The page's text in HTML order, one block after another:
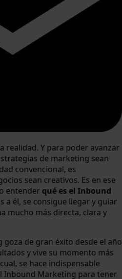
realidad. Y para poder avanzar
de marketing sean
convencional, es
sean creativos. Es en ese
entender qué es el Inbound
a él, se consigue llegar y guiar
mucho más directa, clara y
de gran éxito desde el año
y vive su momento más
se hace indispensable
Inbound Marketing para tener